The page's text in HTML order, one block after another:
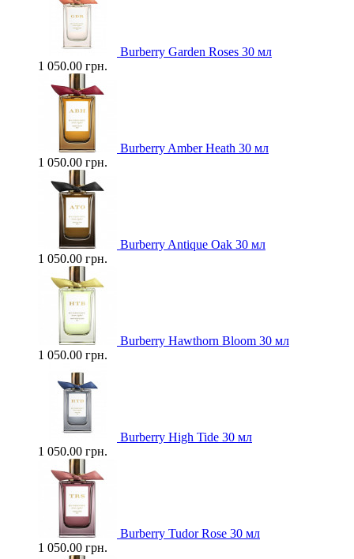
Burberry Garden Roses 30 мл
1 050.00 грн.
Burberry Amber Heath 30 мл
1 050.00 грн.
Burberry Antique Oak 30 мл
1 050.00 грн.
Burberry Hawthorn Bloom 30 мл
1 050.00 грн.
Burberry High Tide 30 мл
1 050.00 грн.
Burberry Tudor Rose 30 мл
1 050.00 грн.